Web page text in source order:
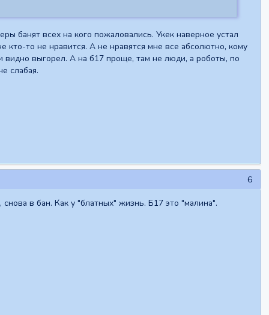
банят всех на кого пожаловались. Укек наверное устал
то не нравится. А не нравятся мне все абсолютно, кому
выгорел. А на б17 проще, там не люди, а роботы, по
слабая.
6
в бан. Как у "блатных" жизнь. Б17 это "малина".